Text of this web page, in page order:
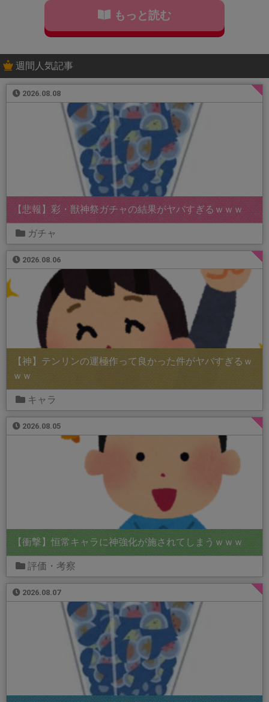
もっと読む
週間人気記事
2026.08.08
【悲報】彩・獣神祭ガチャの結果がヤバすぎるｗｗｗ
ガチャ
2026.08.06
【神】テンリンの運極作って良かった件がヤバすぎるｗ
ｗｗ
キャラ
2026.08.05
【衝撃】恒常キャラに神強化が施されてしまうｗｗｗ
評価・考察
2026.08.07